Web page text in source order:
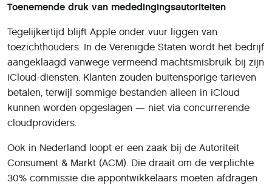
Toenemende druk van mededingingsautoriteiten
Tegelijkertijd blijft Apple onder vuur liggen van
toezichthouders. In de Verenigde Staten wordt het bedrijf
aangeklaagd vanwege vermeend machtsmisbruik bij zijn
iCloud-diensten. Klanten zouden buitensporige tarieven
betalen, terwijl sommige bestanden alleen in iCloud
kunnen worden opgeslagen — niet via concurrerende
cloudproviders.
Ook in Nederland loopt er een zaak bij de Autoriteit
Consument & Markt (ACM). Die draait om de verplichte
30% commissie die appontwikkelaars moeten afdragen